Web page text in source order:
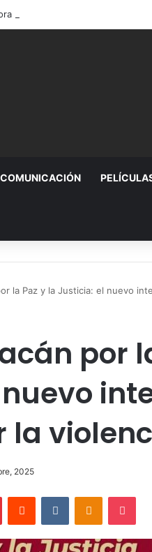
seguirá sin la Resistencia
COMUNICACIÓN
la Paz y la Justicia: el nuevo
por
la
2025
PinterestReddit VKontakte